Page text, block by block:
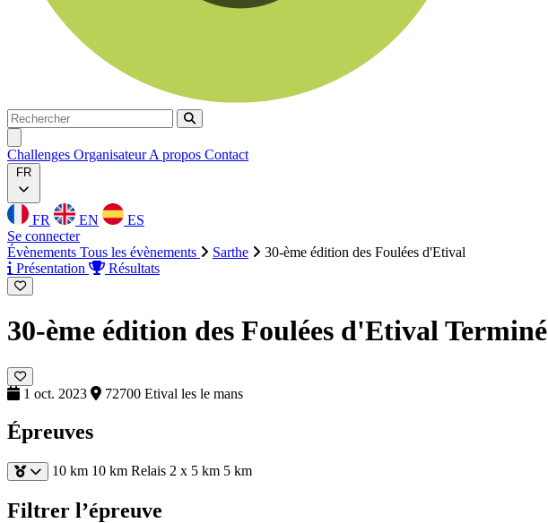
Rechercher
Rechercher
Challenges OrganisateurA propos Contact
FR
FR EN
ES
Se connecter
Évènements Tous les évènements Sarthe
30-ème édition des Foulées d'Etival
Présentation
Résultats
30-ème édition des Foulées d'EtivalTerminé
1 oct. 2023 72700 Etival les le mans
Épreuves
10 km 10 km Relais 2 x 5 km 5 km
Filtrer l’épreuve